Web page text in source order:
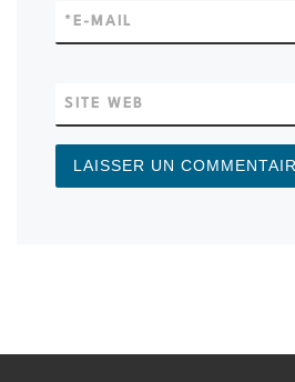
E-MAIL
*
SITE WEB